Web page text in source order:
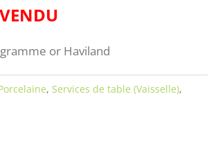
VENDU
or Haviland
, Services de table (Vaisselle),